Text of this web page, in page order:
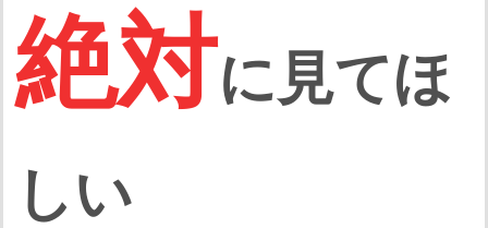
絶対に見てほ
しい